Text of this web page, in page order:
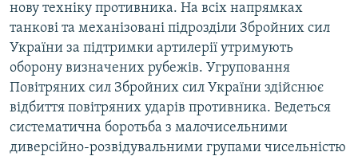
нову техніку противника. На всіх напрямках
танкові та механізовані підрозділи Збройних сил
України за підтримки артилерії утримують
оборону визначених рубежів. Угруповання
Повітряних сил Збройних сил України здійснює
відбиття повітряних ударів противника. Ведеться
систематична боротьба з малочисельними
диверсійно-розвідувальними групами чисельністю